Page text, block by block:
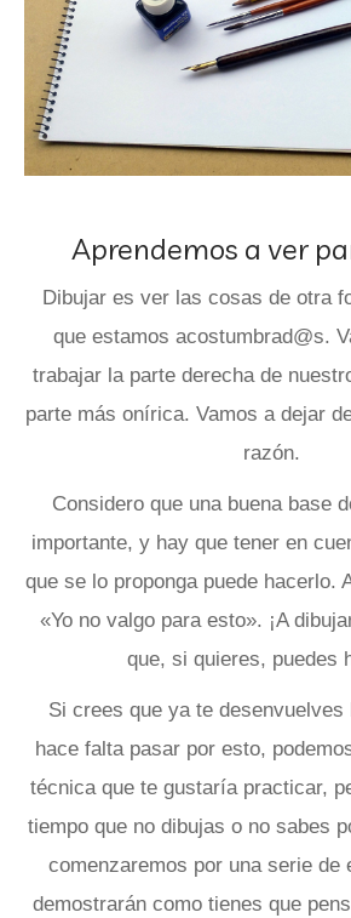
Aprendemos a ver
Dibujar es ver las cosas de otra
que estamos acostumbrad@s.
trabajar la parte derecha de
parte más onírica. Vamos a dejar
razón.
Considero que una buena base
importante, y hay que tener en
que se lo proponga puede hacerlo.
«Yo no valgo para esto». ¡A
que, si quieres, puedes
Si crees que ya te desenvuelves
hace falta pasar por esto,
técnica que te gustaría practicar,
tiempo que no dibujas o no sabes
comenzaremos por una serie de
demostrarán como tienes que